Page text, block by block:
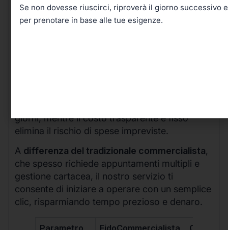
giorni, mentre il costo trasparente e fisso
elimina il rischio di spese impreviste.
A differenza del tradizionale commercialista,
che spesso richiede appuntamenti multipli e
gestione cartacea, il nostro servizio ti
consente di iniziare a operare con un semplice
clic, risparmiando tempo prezioso e denaro.
Se non dovesse riuscirci, riproverà il giorno successivo
per prenotare in base alle tue esigenze.